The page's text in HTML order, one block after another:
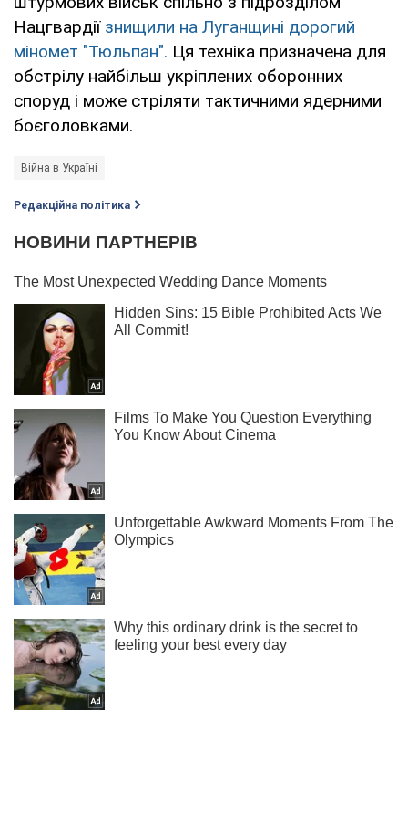
Нацгвардії знищили на Луганщині дорогий
міномет "Тюльпан". Ця техніка призначена для
обстрілу найбільш укріплених оборонних
споруд і може стріляти тактичними ядерними
боєголовками.
Війна в Україні
Редакційна політика